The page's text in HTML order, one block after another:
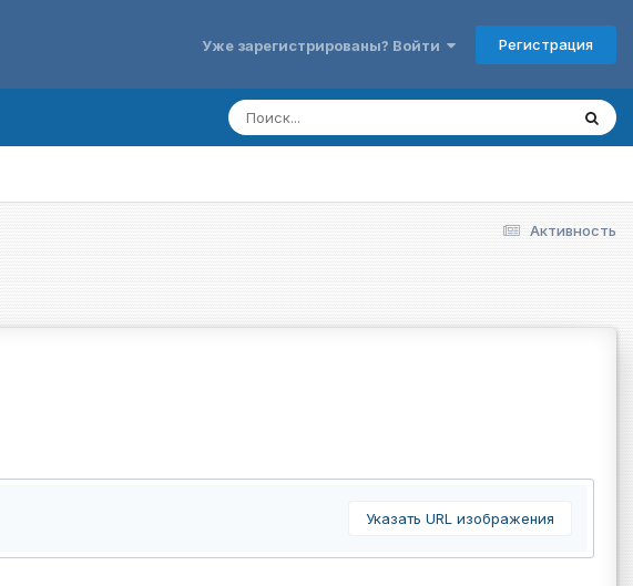
Уже зарегистрированы? Войти Регистрация
Активность
Указать URL изображения